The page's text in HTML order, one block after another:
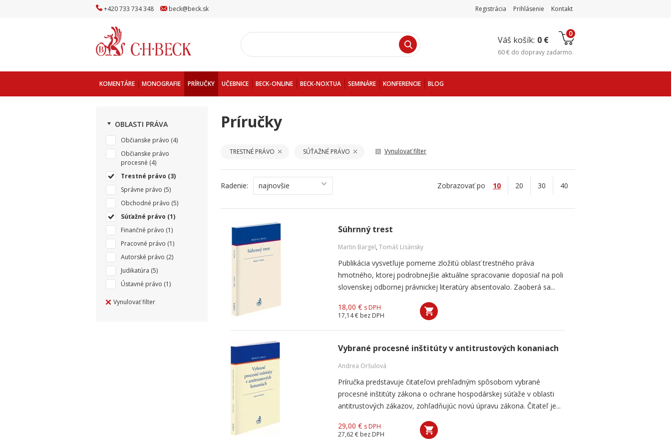
+420733 734348 beck@beck.sk Registrácia Prihlásenie Kontakt
Váš košík: 0 €
0
60 € do dopravy zadarmo.
KOMENTÁRE MONOGRAFIE PRÍRUČKY UČEBNICE BECK-ONLINE BECK-NOXTUA SEMINÁRE KONFERENCIE BLOG
OBLASTI PRÁVA
Občianske právo (4)
Občianske právo
procesné (4)
Trestné právo (3)
Správne právo (5)
Obchodné právo (5)
Súťažné právo (1)
Finančné právo (1)
Pracovné právo (1)
Autorské právo (2)
Judikatúra (5)
Ústavné právo (1)
Vynulovať filter
Príručky
TRESTNÉ PRÁVO SÚŤAŽNÉ PRÁVO Vynulovať filter
Radenie: najnovšie Zobrazovať po 10 20 30 40
Súhrnný trest
Martin Bargel, Tomáš Lisánsky
Publikácia vysvetľuje pomerne zložitú oblasť trestného práva
hmotného, ktorej podrobnejšie aktuálne spracovanie doposiaľ na poli
slovenskej odbornej právnickej literatúry absentovalo. Zaoberá sa...
18,00 € s DPH
17,14 € bez DPH
Vybrané procesné inštitúty v antitrustových konaniach
Andrea Oršulová
Príručka predstavuje čitateľovi prehľadným spôsobom vybrané
procesné inštitúty zákona o ochrane hospodárskej súťaže v oblasti
antitrustových zákazov, zohľadňujúc novú úpravu zákona. Čitateľ je...
29,00 € s DPH
27,62 € bez DPH